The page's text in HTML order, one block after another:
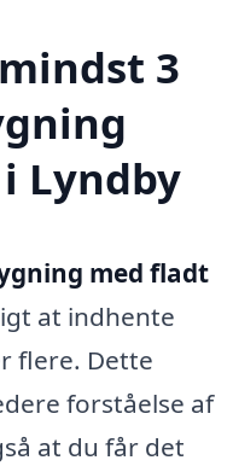
3
Lyndby
med fladt
at indhente
flere. Dette
forståelse af
at du får det